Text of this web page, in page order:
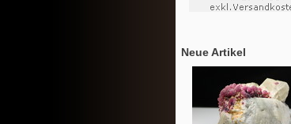
Neue Artikel